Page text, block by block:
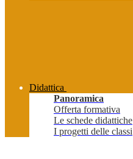
Didattica
Panoramica
Offerta formativa
Le schede didattiche
I progetti delle classi